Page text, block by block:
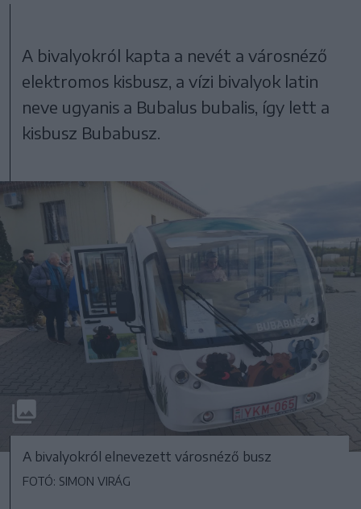
A bivalyokról kapta a nevét a városnéző
elektromos kisbusz, a vízi bivalyok latin
neve ugyanis a Bubalus bubalis, így lett a
kisbusz Bubabusz.
A bivalyokról elnevezett városnéző busz
FOTÓ: SIMON VIRÁG